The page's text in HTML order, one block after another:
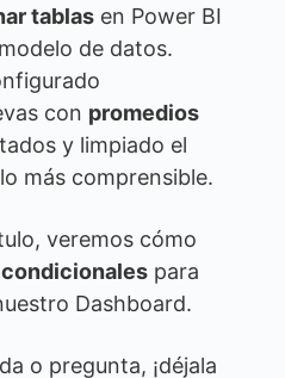
tablas en Power BI
de datos.
con promedios
y limpiado el
más comprensible.
veremos cómo
para
Dashboard.
o pregunta, ¡déjala